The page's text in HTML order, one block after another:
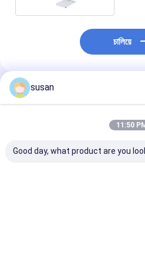
চালিয়ে
প্রস্তাবিত পণ্য
susan
11:50
Good day, what product are you